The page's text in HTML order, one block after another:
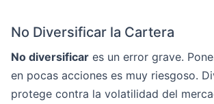
No Diversificar la Cartera
No diversificar es un error grave.
en pocas acciones es muy riesgoso.
protege contra la volatilidad del